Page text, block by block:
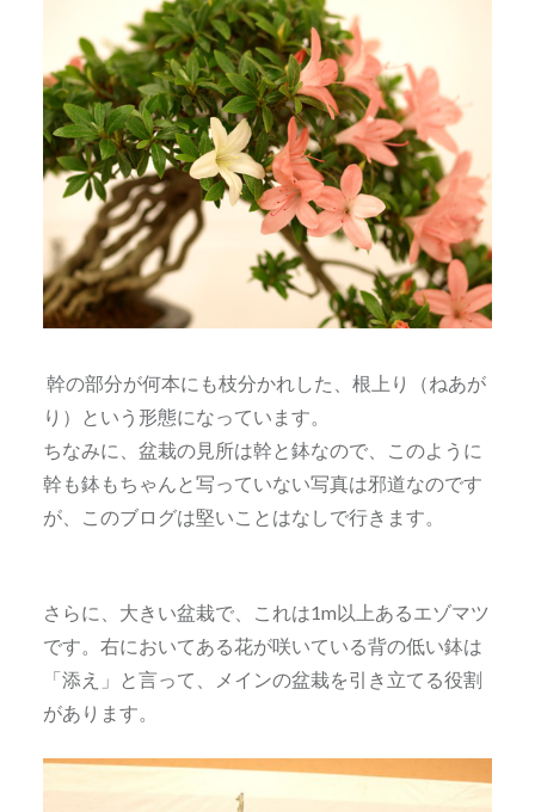
幹の部分が何本にも枝分かれした、根上り（ねあが
り）という形態になっています。
ちなみに、盆栽の見所は幹と鉢なので、このように
幹も鉢もちゃんと写っていない写真は邪道なのです
が、このブログは堅いことはなしで行きます。
さらに、大きい盆栽で、これは1m以上あるエゾマツ
です。右においてある花が咲いている背の低い鉢は
「添え」と言って、メインの盆栽を引き立てる役割
があります。